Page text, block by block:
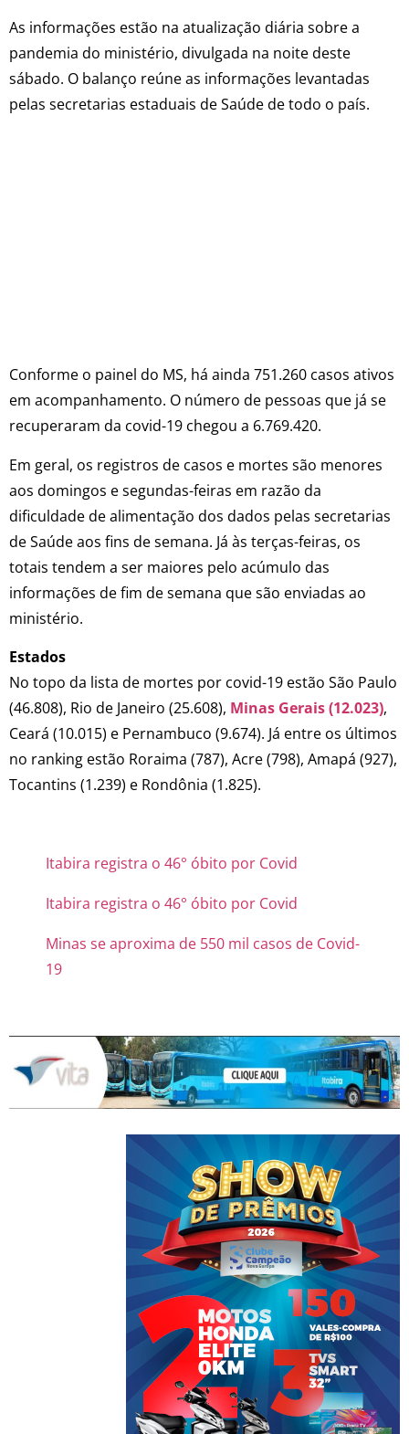
As informações estão na atualização diária sobre a
pandemia do ministério, divulgada na noite deste
sábado. O balanço reúne as informações levantadas
pelas secretarias estaduais de Saúde de todo o país.
Conforme o painel do MS, há ainda 751.260 casos ativos
em acompanhamento. O número de pessoas que já se
recuperaram da covid-19 chegou a 6.769.420.
Em geral, os registros de casos e mortes são menores
aos domingos e segundas-feiras em razão da
dificuldade de alimentação dos dados pelas secretarias
de Saúde aos fins de semana. Já às terças-feiras, os
totais tendem a ser maiores pelo acúmulo das
informações de fim de semana que são enviadas ao
ministério.
Estados
No topo da lista de mortes por covid-19 estão São Paulo
(46.808), Rio de Janeiro (25.608), Minas Gerais (12.023),
Ceará (10.015) e Pernambuco (9.674). Já entre os últimos
no ranking estão Roraima (787), Acre (798), Amapá (927),
Tocantins (1.239) e Rondônia (1.825).
Itabira registra o 46° óbito por Covid
Itabira registra o 46° óbito por Covid
Minas se aproxima de 550 mil casos de Covid-
19